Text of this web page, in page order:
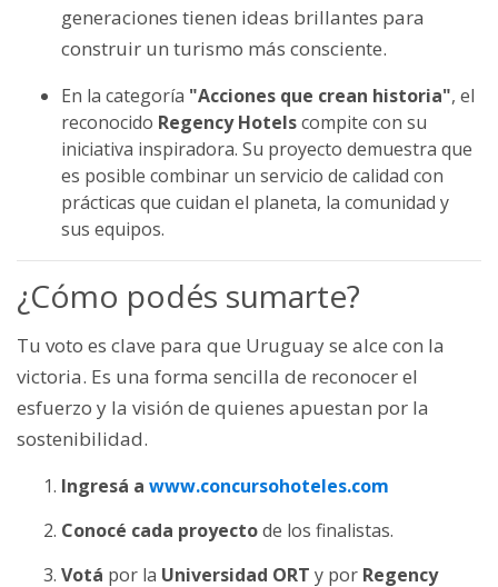
generaciones tienen ideas brillantes para
construir un turismo más consciente.
En la categoría "Acciones que crean historia", el
reconocido Regency Hotelscompite con su
iniciativa inspiradora. Su proyecto demuestra que
es posible combinar un servicio de calidad con
prácticas que cuidan el planeta, la comunidad y
sus equipos.
¿Cómo podés sumarte?
Tu voto es clave para que Uruguay se alce con la
victoria. Es una forma sencilla de reconocer el
esfuerzo y la visión de quienes apuestan por la
sostenibilidad.
Ingresá a www.concursohoteles.com
Conocé cada proyectode los finalistas.
Votá por la Universidad ORT y por Regency